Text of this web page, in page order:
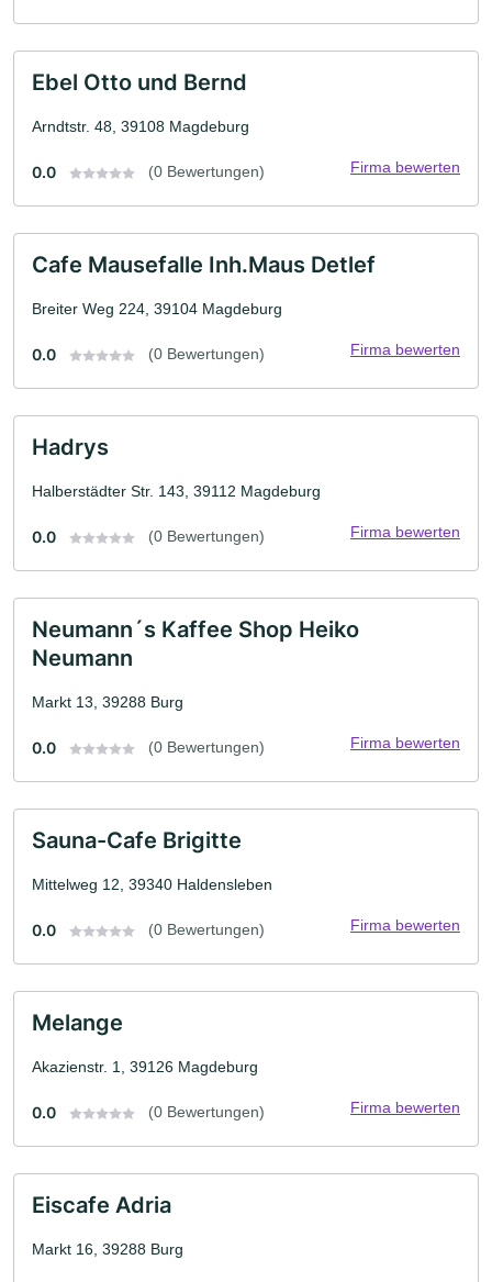
Ebel Otto und Bernd
Arndtstr. 48, 39108 Magdeburg
0.0 (0 Bewertungen) Firma bewerten
Cafe Mausefalle Inh.Maus Detlef
Breiter Weg 224, 39104 Magdeburg
0.0 (0 Bewertungen) Firma bewerten
Hadrys
Halberstädter Str. 143, 39112 Magdeburg
0.0 (0 Bewertungen) Firma bewerten
Neumann´s Kaffee Shop Heiko
Neumann
Markt 13, 39288 Burg
0.0 (0 Bewertungen) Firma bewerten
Sauna-Cafe Brigitte
Mittelweg 12, 39340 Haldensleben
0.0 (0 Bewertungen) Firma bewerten
Melange
Akazienstr. 1, 39126 Magdeburg
0.0 (0 Bewertungen) Firma bewerten
Eiscafe Adria
Markt 16, 39288 Burg